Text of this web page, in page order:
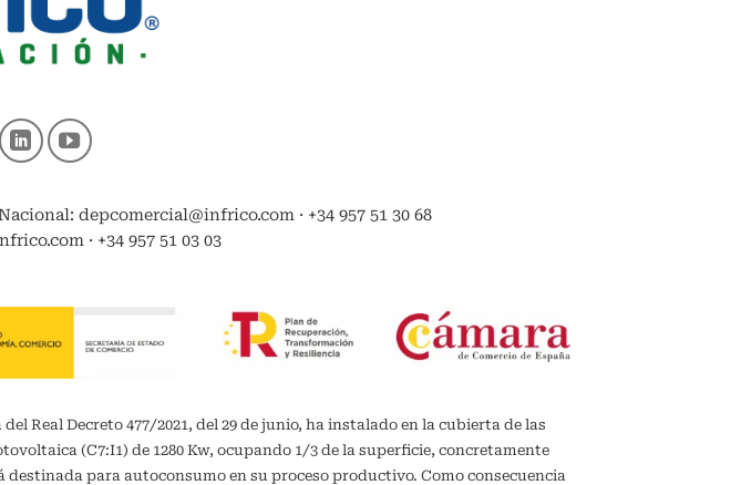
depcomercial@infrico.com · +34 957 51 30 68
· +34 957 51 03 03
Real Decreto 477/2021, del 29 de junio, ha instalado en la cubierta de las
(C7:I1) de 1280 Kw, ocupando 1/3 de la superficie, concretamente
para autoconsumo en su proceso productivo. Como consecuencia